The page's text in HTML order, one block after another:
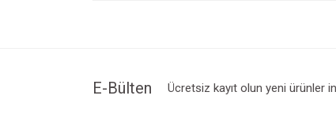
E-Bülten Ücretsiz kayıt olun yeni ürünler